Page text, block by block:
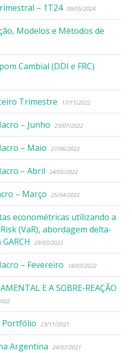
– 1T24 09/05/2024
Modelos e Métodos de
Cambial (DDI e FRC)
Trimestre 17/11/2022
– Junho 23/07/2022
– Maio 27/06/2022
– Abril 24/05/2022
– Março 25/04/2022
econométricas utilizando a
(VaR), abordagem delta-
29/03/2022
– Fevereiro 18/03/2022
E A SOBRE-REAÇÃO
Portfólio 23/11/2021
Argentina 24/07/2021